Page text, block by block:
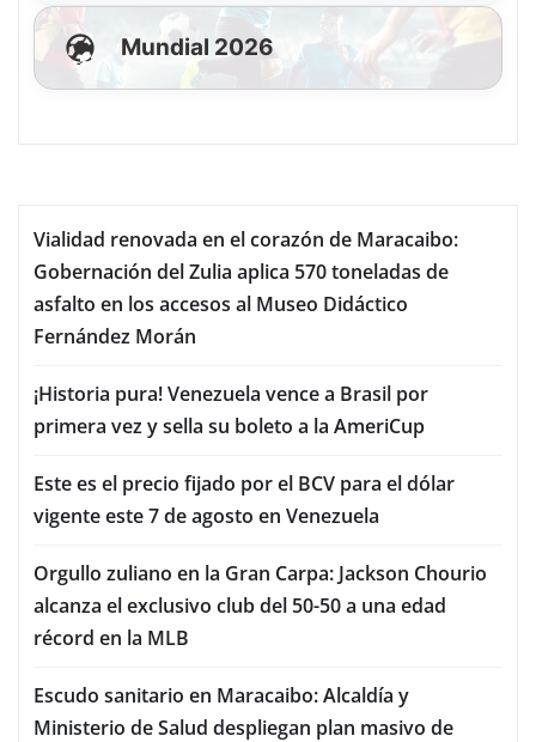
Mundial 2026
Vialidad renovada en el corazón de Maracaibo:
Gobernación del Zulia aplica 570 toneladas de
asfalto en los accesos al Museo Didáctico
Fernández Morán
¡Historia pura! Venezuela vence a Brasil por
primera vez y sella su boleto a la AmeriCup
Este es el precio fijado por el BCV para el dólar
vigente este 7 de agosto en Venezuela
Orgullo zuliano en la Gran Carpa: Jackson Chourio
alcanza el exclusivo club del 50-50 a una edad
récord en la MLB
Escudo sanitario en Maracaibo: Alcaldía y
Ministerio de Salud despliegan plan masivo de